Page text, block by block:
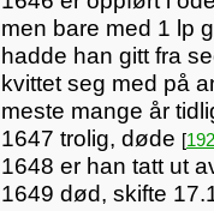
men bare med 1 lp
hadde han gitt fra
kvittet seg med på
meste mange år
1647 trolig, døde [
1648 er han tatt ut
1649 død, skifte